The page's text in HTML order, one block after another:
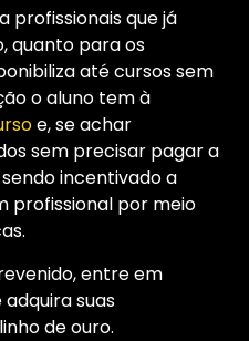
profissionais que já
quanto para os
até cursos sem
o aluno tem à
e, se achar
sem precisar pagar a
incentivado a
profissional por meio
entre em
adquira suas
de ouro.